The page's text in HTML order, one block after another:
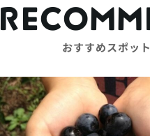
おすすめスポット